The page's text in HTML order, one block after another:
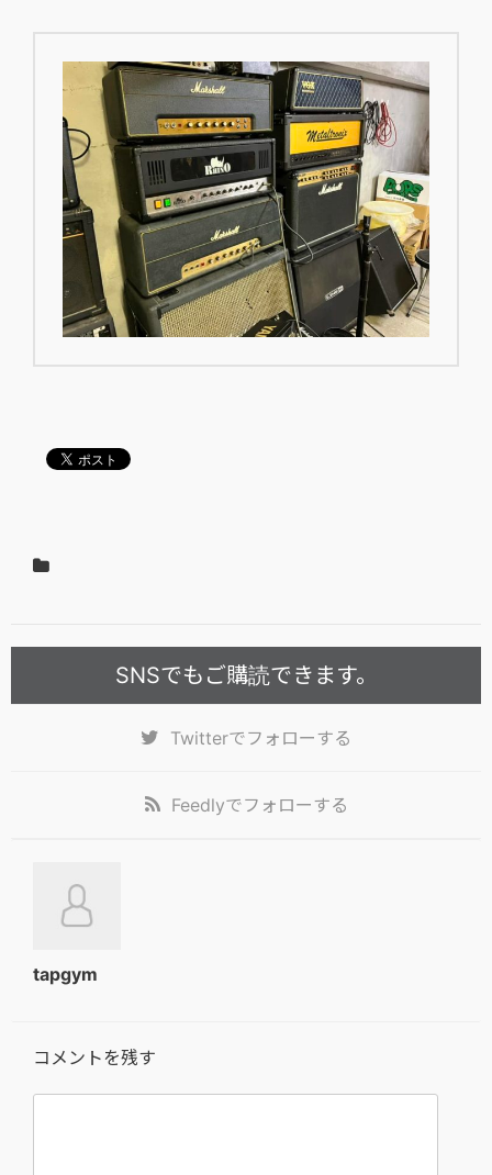
SNSでもご購読できます。
Twitterでフォローする
Feedlyでフォローする
tapgym
コメントを残す